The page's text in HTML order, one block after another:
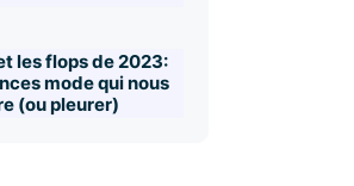
les flops de 2023:
mode qui nous
(ou pleurer)